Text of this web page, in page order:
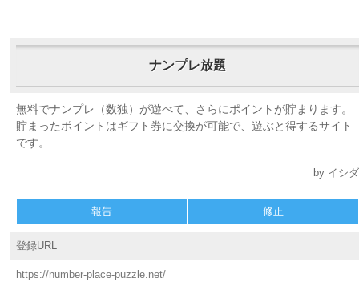
ナンプレ放題
無料でナンプレ（数独）が遊べて、さらにポイントが貯まります。
貯まったポイントはギフト券に交換が可能で、遊ぶと得するサイト
です。
by イシダ
報告 修正
登録URL
https://number-place-puzzle.net/